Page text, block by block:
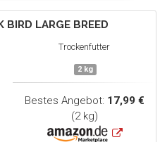
BIRD LARGE BREED
Trockenfutter
2 kg
Bestes Angebot: 17,99 €
(2 kg)